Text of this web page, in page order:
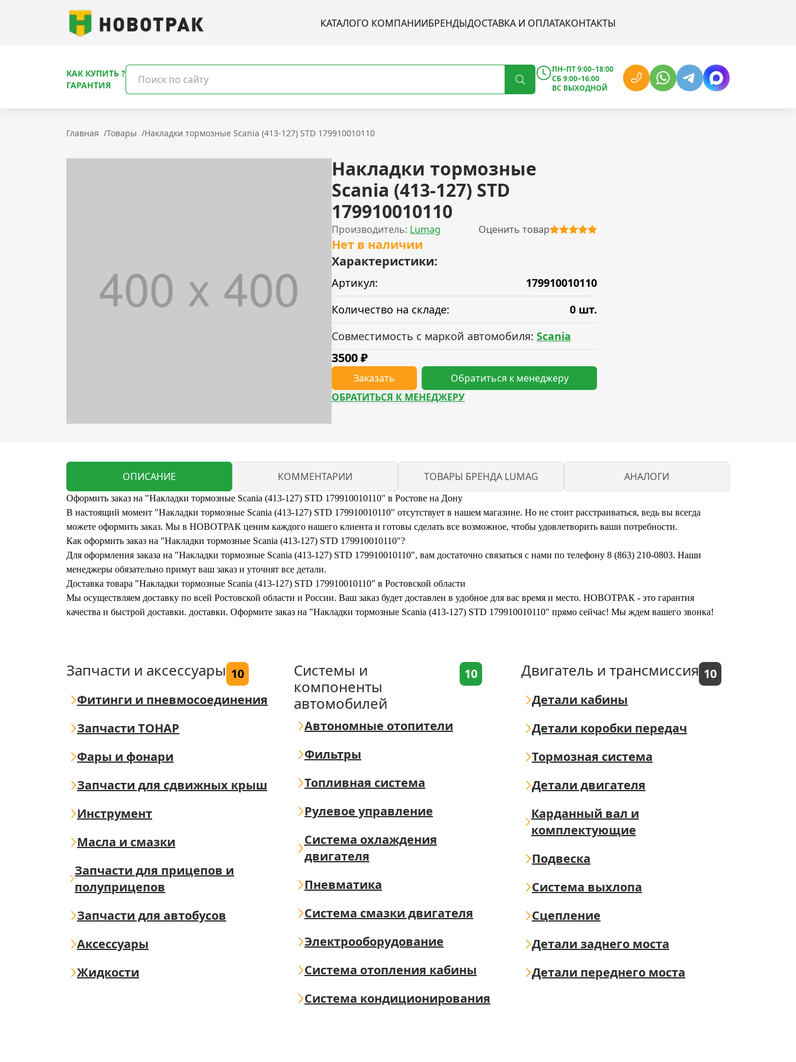
КАТАЛОГО КОМПАНИИБРЕНДЫДОСТАВКА И ОПЛАТАКОНТАКТЫ
КАК КУПИТЬ ?
ГАРАНТИЯ
ПН–ПТ 9:00–18:00
СБ 9:00–16:00
ВС ВЫХОДНОЙ
Главная /Товары /Накладки тормозные Scania (413-127) STD 179910010110
Накладки тормозные
Scania (413-127) STD
179910010110
Производитель: Lumag Оценить товар
Нет в наличии
Характеристики:
Артикул:
179910010110
Количество на складе:
0 шт.
Совместимость с маркой автомобиля: Scania
3500₽
Заказать
Обратиться к менеджеру
ОБРАТИТЬСЯ К МЕНЕДЖЕРУ
ОПИСАНИЕ КОММЕНТАРИИ ТОВАРЫ БРЕНДА LUMAG АНАЛОГИ
Оформить заказ на "Накладки тормозные Scania (413-127) STD 179910010110" в Ростове на Дону
В настоящий момент "Накладки тормозные Scania (413-127) STD 179910010110" отсутствует в нашем магазине. Но не стоит расстраиваться, ведь вы всегда
можете оформить заказ. Мы в НОВОТРАК ценим каждого нашего клиента и готовы сделать все возможное, чтобы удовлетворить ваши потребности.
Как оформить заказ на "Накладки тормозные Scania (413-127) STD 179910010110"?
Для оформления заказа на "Накладки тормозные Scania (413-127) STD 179910010110", вам достаточно связаться с нами по телефону 8 (863) 210-0803. Наши
менеджеры обязательно примут ваш заказ и уточнят все детали.
Доставка товара "Накладки тормозные Scania (413-127) STD 179910010110" в Ростовской области
Мы осуществляем доставку по всей Ростовской области и России. Ваш заказ будет доставлен в удобное для вас время и место. НОВОТРАК - это гарантия
качества и быстрой доставки. доставки. Оформите заказ на "Накладки тормозные Scania (413-127) STD 179910010110" прямо сейчас! Мы ждем вашего звонка!
Запчасти и аксессуары 10
Фитинги и пневмосоединения
Запчасти ТОНАР
Фары и фонари
Запчасти для сдвижных крыш
Инструмент
Масла и смазки
Запчасти для прицепов и
полуприцепов
Запчасти для автобусов
Аксессуары
Жидкости
Системы и
компоненты
автомобилей
10
Автономные отопители
Фильтры
Топливная система
Рулевое управление
Система охлаждения
двигателя
Пневматика
Система смазки двигателя
Электрооборудование
Система отопления кабины
Система кондиционирования
Двигатель и трансмиссия 10
Детали кабины
Детали коробки передач
Тормозная система
Детали двигателя
Карданный вал и
комплектующие
Подвеска
Система выхлопа
Сцепление
Детали заднего моста
Детали переднего моста